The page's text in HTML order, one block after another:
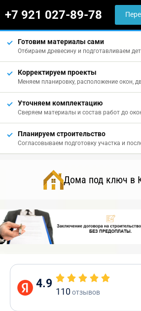
+7 921 027-89-78
Готовим материалы сами
Отбираем древесину и подготавливаем
Корректируем проекты
Меняем планировку, расположение окон,
Уточняем комплектацию
Сверяем материалы и состав работ до
Планируем строительство
Согласовываем подготовку участка и
Дома под ключ в
4.9
110отзывов